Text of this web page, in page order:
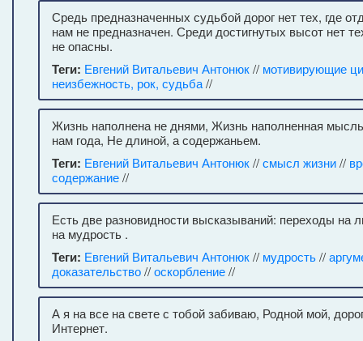
Средь предназначенных судьбой дорог нет тех, где
нам не предназначен. Среди достигнутых высот нет
не опасны.
Теги: Евгений Витальевич Антонюк// мотивирующие
неизбежность, рок, судьба//
Жизнь наполнена не днями, Жизнь наполненная
нам года, Не длиной, а содержаньем.
Теги: Евгений Витальевич Антонюк//смысл жизни//
содержание//
Есть две разновидности высказываний: переходы на
на мудрость .
Теги: Евгений Витальевич Антонюк// мудрость//
доказательство//оскорбление//
А я на все на свете с тобой забиваю, Родной мой,
Интернет.